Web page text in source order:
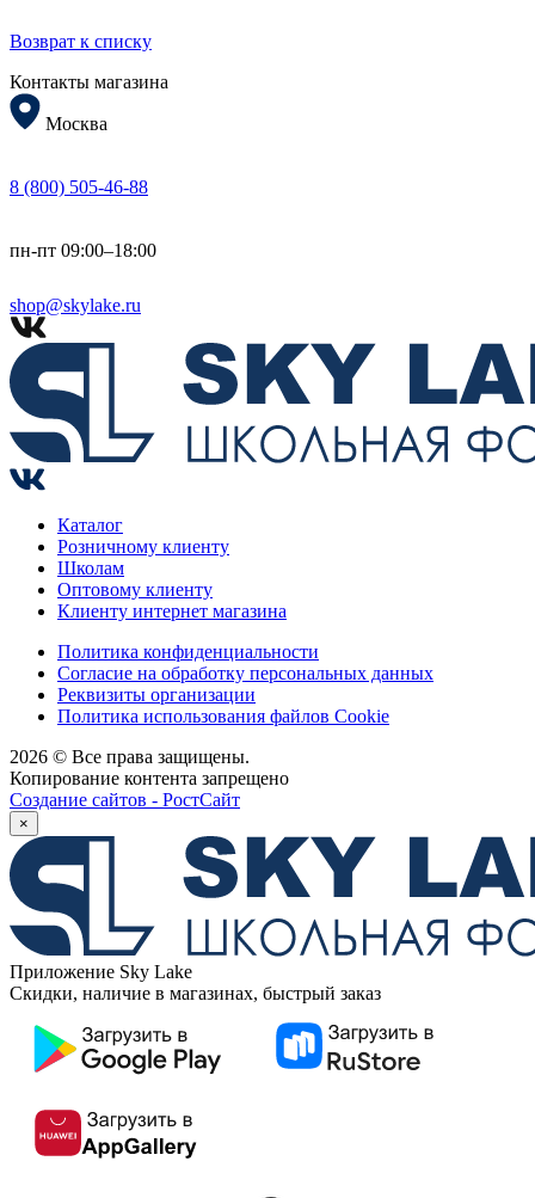
Возврат к списку
Контакты магазина
Москва
8 (800) 505-46-88
пн-пт 09:00–18:00
shop@skylake.ru
Каталог
Розничному клиенту
Школам
Оптовому клиенту
Клиенту интернет магазина
Политика конфиденциальности
Согласие на обработку персональных данных
Реквизиты организации
Политика использования файлов Cookie
2026 © Все права защищены.
Копирование контента запрещено
Создание сайтов - РостСайт
×
Приложение Sky Lake
Скидки, наличие в магазинах, быстрый заказ